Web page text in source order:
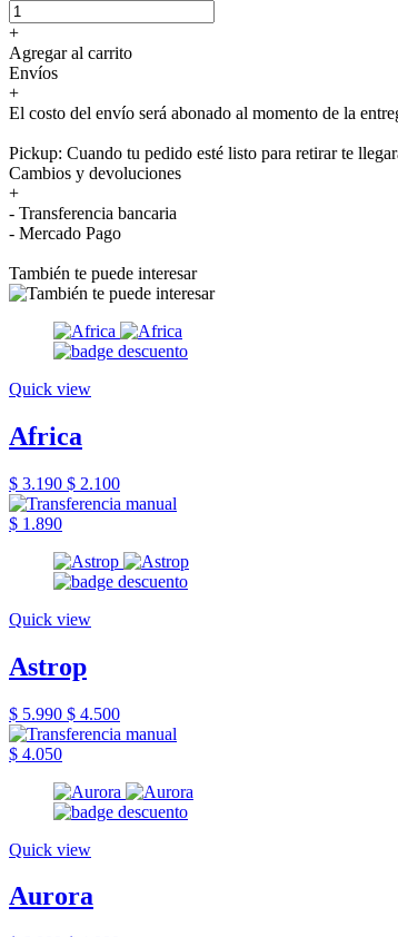
+
Agregar al carrito
Envíos
+
El costo del envío será abonado al momento de la
Pickup: Cuando tu pedido esté listo para retirar te
Cambios y devoluciones
+
- Transferencia bancaria
- Mercado Pago
También te puede interesar
Quick view
Africa
$ 3.190 $ 2.100
$ 1.890
Quick view
Astrop
$ 5.990 $ 4.500
$ 4.050
Quick view
Aurora